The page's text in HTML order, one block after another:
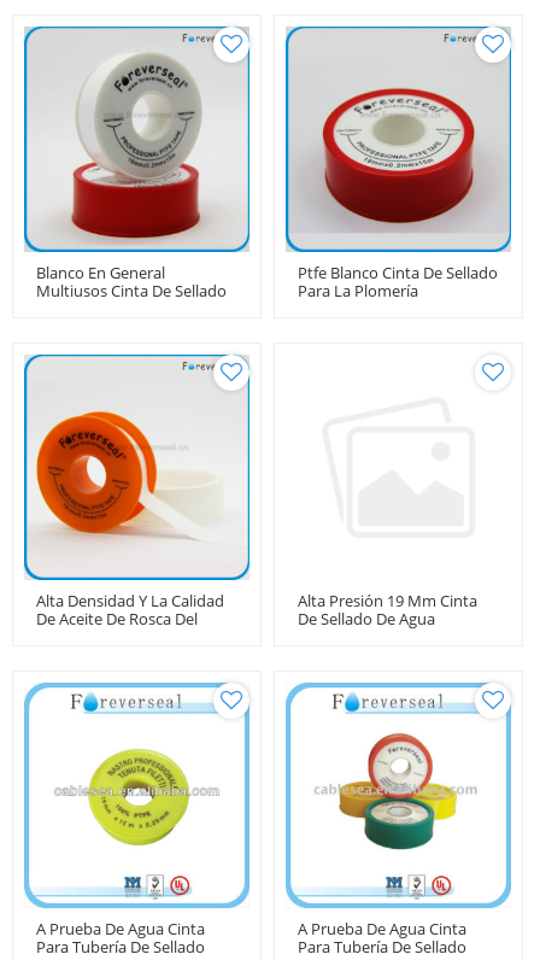
Blanco En General
Multiusos Cinta De Sellado
Ptfe Blanco Cinta De Sellado
Para La Plomería
Alta Densidad Y La Calidad
De Aceite De Rosca Del
Alta Presión 19 Mm Cinta
De Sellado De Agua
A Prueba De Agua Cinta
Para Tubería De Sellado
A Prueba De Agua Cinta
Para Tubería De Sellado